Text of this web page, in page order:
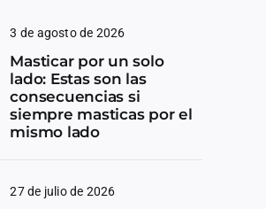
3 de agosto de 2026
Masticar por un solo
lado: Estas son las
consecuencias si
siempre masticas por el
mismo lado
27 de julio de 2026